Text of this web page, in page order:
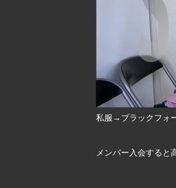
私服→ブラックフォ
メンバー入会すると